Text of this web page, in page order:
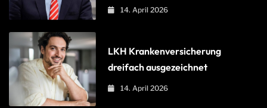
14. April 2026
LKH Krankenversicherung
dreifach ausgezeichnet
14. April 2026